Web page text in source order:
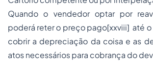
Quando o vendedor optar por
poderá reter o preço pago[xxviii] até o
cobrir a depreciação da coisa e as
atos necessários para cobrança do